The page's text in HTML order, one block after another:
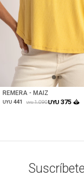
REMERA - MAIZ
UYU 441 UYU 1.090UYU 375